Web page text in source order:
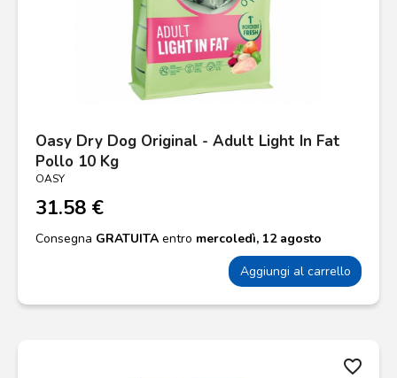
Oasy Dry Dog Original - Adult Light In Fat
Pollo 10 Kg
OASY
31.58 €
Consegna GRATUITA entro mercoledì, 12 agosto
Aggiungi al carrello
favorite_border